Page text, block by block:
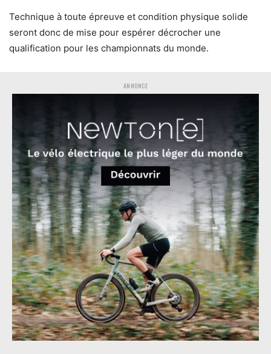
Technique à toute épreuve et condition physique solide
seront donc de mise pour espérer décrocher une
qualification pour les championnats du monde.
ANNONCE